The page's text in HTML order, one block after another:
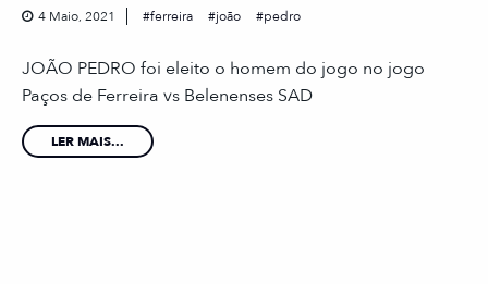
4 Maio, 2021 ferreira joão pedro
JOÃO PEDRO foi eleito o homem do jogo no jogo
Paços de Ferreira vs Belenenses SAD
LER MAIS...